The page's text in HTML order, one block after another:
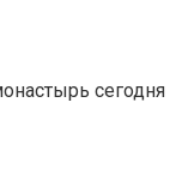
сегодня